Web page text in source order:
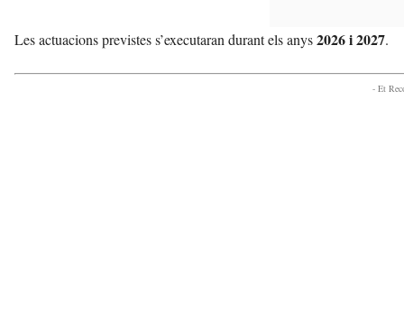
Les actuacions previstes s’executaran durant els anys2026 i 2027.
- Et